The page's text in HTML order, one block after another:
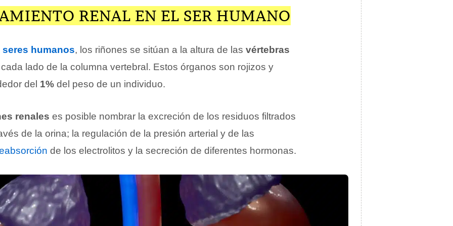
RENAL EN EL SER HUMANO
seres humanos, los riñones se sitúan a la altura de las vértebras
lado de la columna vertebral. Estos órganos son rojizos y
del 1% del peso de un individuo.
renales es posible nombrar la excreción de los residuos filtrados
de la orina; la regulación de la presión arterial y de las
de los electrolitos y la secreción de diferentes hormonas.